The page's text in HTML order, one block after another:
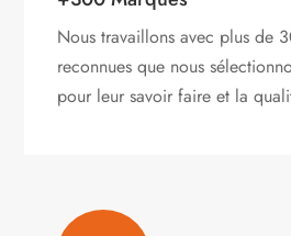
Nous travaillons avec plus de
reconnues que nous
pour leur savoir faire et la